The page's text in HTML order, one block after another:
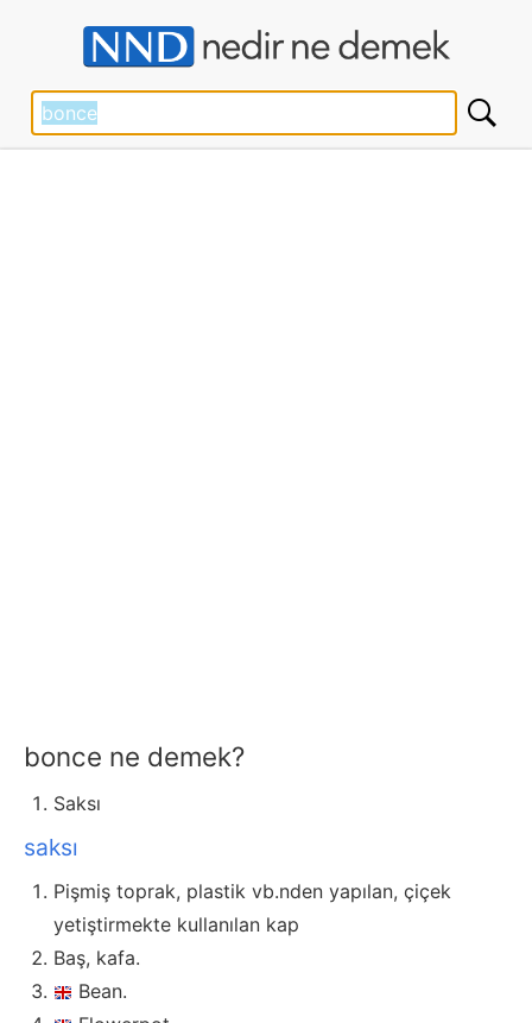
bonce ne demek?
Saksı
saksı
Pişmiş toprak, plastik vb.nden yapılan, çiçek
yetiştirmekte kullanılan kap
Baş, kafa.
Bean.